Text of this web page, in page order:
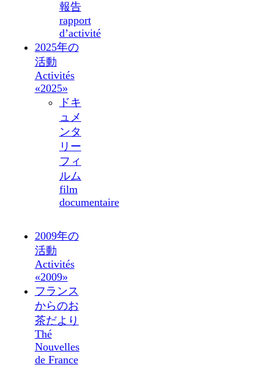
報告
rapport
d’activité
2025年の
活動
Activités
«2025»
ドキ
ュメ
ンタ
リー
フィ
ルム
film
documentaire
2009年の
活動
Activités
«2009»
フランス
からのお
茶だより
Thé
Nouvelles
de France